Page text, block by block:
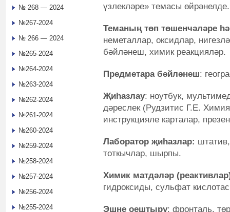
үзлекләре» темасы өйрәнелде.
Теманың төп төшенчәләре
неметаллар, оксидлар,
бәйләнеш, химик реакцияләр.
Предметара бәйләнеш:
Җиһазлау: ноутбук,
дәреслек (Рудзитис Г.Е.
инструкцияле карталар,
Лаборатор җиһазлар:
тоткычлар, шырпы.
Химик матдәләр
гидроксиды, сульфат
Эшне оештыру: фронталь,
№ 268 — 2024
№267-2024
№ 266 — 2024
№265-2024
№264-2024
№263-2024
№262-2024
№261-2024
№260-2024
№259-2024
№258-2024
№257-2024
№256-2024
№255-2024